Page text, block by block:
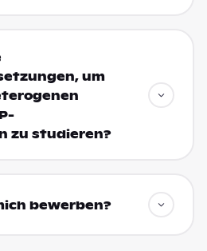
um
zu studieren?
bewerben?